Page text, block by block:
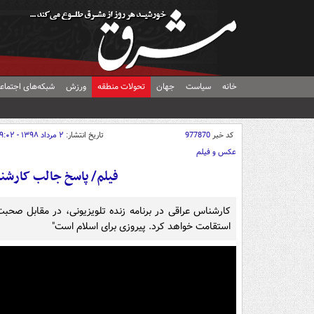
خانه سیاست جهان تحولات منطقه ورزش شبکه‌های
کد خبر977870 تاریخ انتشار: ۲ مرداد ۱۳۹۸ - ۰۹:۰۲
عکس و فیلم
فیلم/ پاسخ جالب
کارشناس عراقی در برنامه زنده تلویزیونی، در مقابل
استقامت خواهد کرد. پیروزی برای اسلام است"